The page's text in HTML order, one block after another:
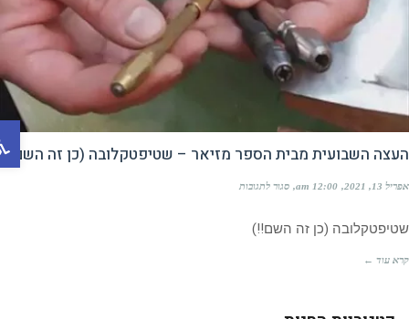
השבועית מבית הספר מזיאר – שטיפטקלובה (כן זה השם!!)
2021
12:00 am סגור לתגובות
(כן זה השם!!)
עוד ←